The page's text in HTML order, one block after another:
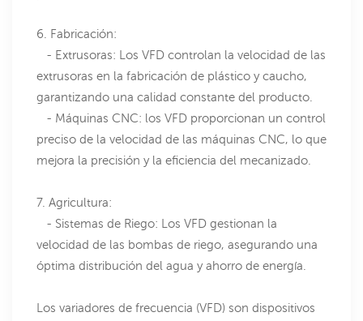
6. Fabricación:
- Extrusoras: Los VFD controlan la velocidad de las
extrusoras en la fabricación de plástico y caucho,
garantizando una calidad constante del producto.
- Máquinas CNC: los VFD proporcionan un control
preciso de la velocidad de las máquinas CNC, lo que
mejora la precisión y la eficiencia del mecanizado.
7. Agricultura:
- Sistemas de Riego: Los VFD gestionan la
velocidad de las bombas de riego, asegurando una
óptima distribución del agua y ahorro de energía.
Los variadores de frecuencia (VFD) son dispositivos